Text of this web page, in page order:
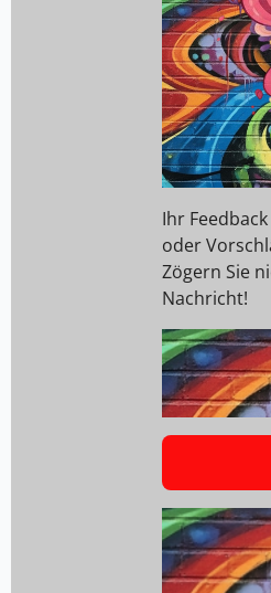
Ihr
oder
Zögern Sie
Nachricht!